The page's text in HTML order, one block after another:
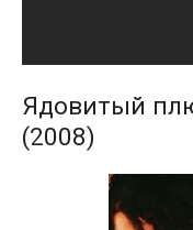
Ядовитый
(2008)